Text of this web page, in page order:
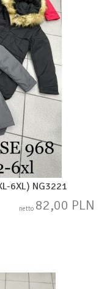
6XL) NG3221
netto 82,00 PLN